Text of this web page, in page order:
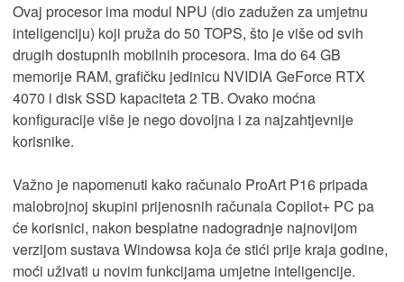
Ovaj procesor ima modul NPU (dio zadužen za umjetnu
inteligenciju) koji pruža do 50 TOPS, što je više od svih
drugih dostupnih mobilnih procesora. Ima do 64 GB
memorije RAM, grafičku jedinicu NVIDIA GeForce RTX
4070 i disk SSD kapaciteta 2 TB. Ovako moćna
konfiguracije više je nego dovoljna i za najzahtjevnije
korisnike.
Važno je napomenuti kako računalo ProArt P16 pripada
malobrojnoj skupini prijenosnih računala Copilot+ PC pa
će korisnici, nakon besplatne nadogradnje najnovijom
verzijom sustava Windowsa koja će stići prije kraja godine,
moći uživati u novim funkcijama umjetne inteligencije.